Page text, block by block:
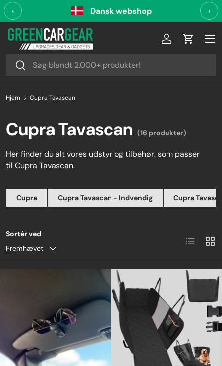
Videre til indhold
‹ Dansk webshop ›
Søg
Søg
Log ind
Hjem Cupra Tavascan
Cupra Tavascan (16 produkter)
Her finder du alt vores udstyr og tilbehør, som passer
til Cupra Tavascan.
Cupra Cupra Tavascan - Indvendig Cupra
Sortér ved
Fremhævet
Liste Grid